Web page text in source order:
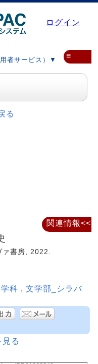
ログイン
者サービス）▼ ≡
る
書房, 2022.
科 , 文学部_シラバ
る
関連情報<<